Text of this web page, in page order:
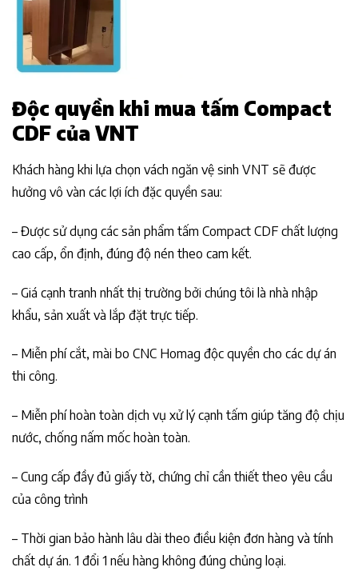
Độc quyền khi mua tấm Compact
CDF của VNT
Khách hàng khi lựa chọn vách ngăn vệ sinh VNT sẽ được
hưởng vô vàn các lợi ích đặc quyền sau:
– Được sử dụng các sản phẩm tấm Compact CDF chất lượng
cao cấp, ổn định, đúng độ nén theo cam kết.
– Giá cạnh tranh nhất thị trường bởi chúng tôi là nhà nhập
khẩu, sản xuất và lắp đặt trực tiếp.
– Miễn phí cắt, mài bo CNC Homag độc quyền cho các dự án
thi công.
– Miễn phí hoàn toàn dịch vụ xử lý cạnh tấm giúp tăng độ chịu
nước, chống nấm mốc hoàn toàn.
– Cung cấp đầy đủ giấy tờ, chứng chỉ cần thiết theo yêu cầu
của công trình
– Thời gian bảo hành lâu dài theo điều kiện đơn hàng và tính
chất dự án. 1 đổi 1 nếu hàng không đúng chủng loại.